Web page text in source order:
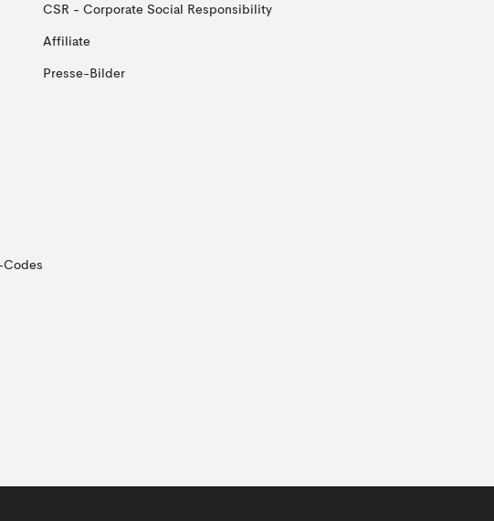
Codes
CSR - Corporate Social Responsibility
Affiliate
Presse-Bilder